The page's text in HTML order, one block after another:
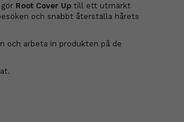
Root Cover Up till ett utmärkt
och snabbt återställa hårets
och arbeta in produkten på de